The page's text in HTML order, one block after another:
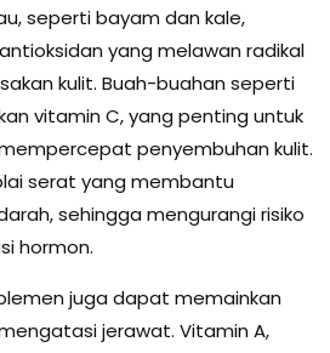
seperti bayam dan kale,
yang melawan radikal
kulit. Buah-buahan seperti
vitamin C, yang penting untuk
penyembuhan kulit.
serat yang membantu
sehingga mengurangi risiko
hormon.
juga dapat memainkan
jerawat. Vitamin A,